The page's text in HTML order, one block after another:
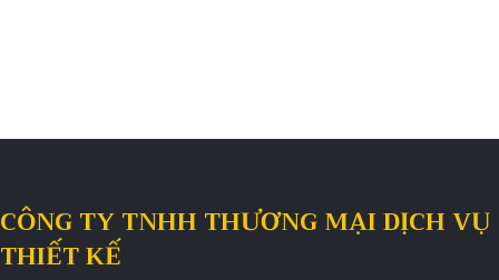
CÔNG TY TNHH THƯƠNG MẠI DỊCH VỤ
THIẾT KẾ